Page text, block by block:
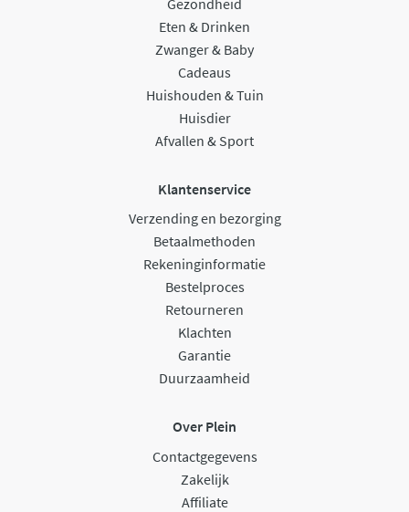
Gezondheid
Eten & Drinken
Zwanger & Baby
Cadeaus
Huishouden & Tuin
Huisdier
Afvallen & Sport
Klantenservice
Verzending en bezorging
Betaalmethoden
Rekeninginformatie
Bestelproces
Retourneren
Klachten
Garantie
Duurzaamheid
Over Plein
Contactgegevens
Zakelijk
Affiliate